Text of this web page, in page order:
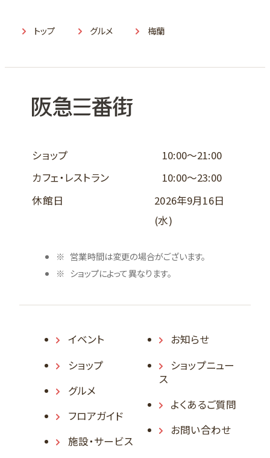
トップ グルメ 梅蘭
ショップ
10:00～21:00
カフェ・レストラン
10:00～23:00
休館日
2026年9月16日
(水)
営業時間は変更の場合がございます。
ショップによって異なります。
イベント
ショップ
グルメ
フロアガイド
施設・サービス
お知らせ
ショップニュー
ス
よくあるご質問
お問い合わせ